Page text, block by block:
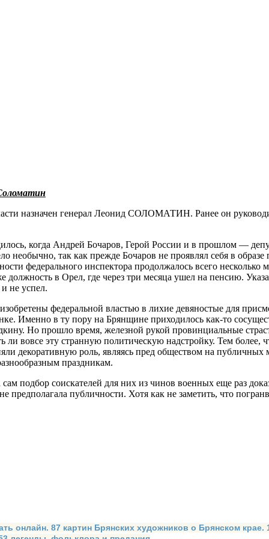
назначен генерал Леонид СОЛОМАТИН. Ранее он
когда Андрей Бочаров, Герой России и в прошлом —
необычно, так как прежде Бочаров не проявлял себя в
федерального инспектора продолжалось всего
должность в Орел, где через три месяца ушел на пенсию.
не успел.
федеральной вла­стью в лихие девяностые для
Именно в ту пору на Брянщине приходилось как-то
Но прошло время, железной рукой провинциальные
вовсе эту странную политическую надстройку. Тем более,
декоративную роль, являясь пред обществом на
праздникам.
подбор соискателей для них из чинов военных еще раз
предполагала публично­сти. Хотя как не заметить, что
онлайн. 87 картин Брянских художников о Брянском